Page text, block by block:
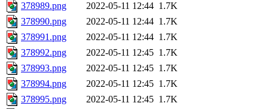
378989.png
2022-05-11 12:44 1.7K
378990.png
2022-05-11 12:44 1.7K
378991.png
2022-05-11 12:44 1.7K
378992.png
2022-05-11 12:45 1.7K
378993.png
2022-05-11 12:45 1.7K
378994.png
2022-05-11 12:45 1.7K
378995.png
2022-05-11 12:45 1.7K